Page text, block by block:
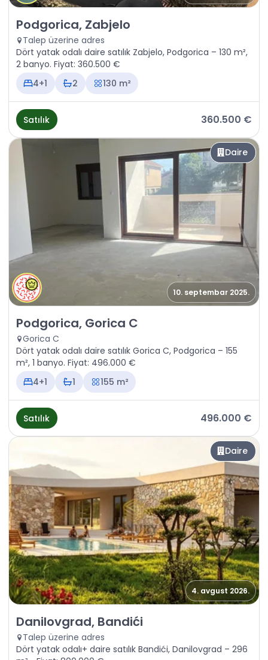
Satılık - Daire Podgorica, Zabjelo
Podgorica, Zabjelo
Talep üzerine adres
Dört yatak odalı daire satılık Zabjelo, Podgorica – 130 m²,
2 banyo. Fiyat: 360.500 €
4+1
2 130 m²
Satılık 360.500 €
Daire
10. septembar 2025.
Satılık - Daire Podgorica, Gorica C
Podgorica, Gorica C
Gorica C
Dört yatak odalı daire satılık Gorica C, Podgorica – 155
m², 1 banyo. Fiyat: 496.000 €
4+1
1 155 m²
Satılık 496.000 €
Daire
4. avgust 2026.
Satılık - Daire Danilovgrad, Bandići
Danilovgrad, Bandići
Talep üzerine adres
Dört yatak odalı+ daire satılık Bandići, Danilovgrad – 296